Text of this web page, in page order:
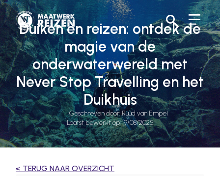
Search
for:
Duiken en reizen: ontdek de
magie van de
onderwaterwereld met
Never Stop Travelling en het
Duikhuis
Geschreven door: Ruud van Empel
Laatst bewerkt op: 19/08/2025
< TERUG NAAR OVERZICHT